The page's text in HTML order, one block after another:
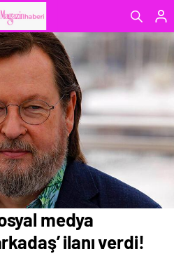
medya
ilanı verdi!